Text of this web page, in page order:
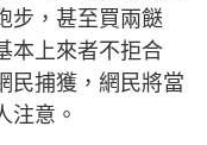
步，甚至買兩餸
本上來者不拒合
民捕獲，網民將當
注意。